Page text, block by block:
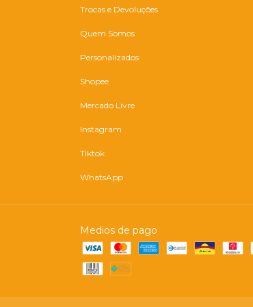
Trocas e Devoluções
Quem Somos
Personalizados
Shopee
Mercado Livre
Instagram
Tiktok
WhatsApp
Medios de pago